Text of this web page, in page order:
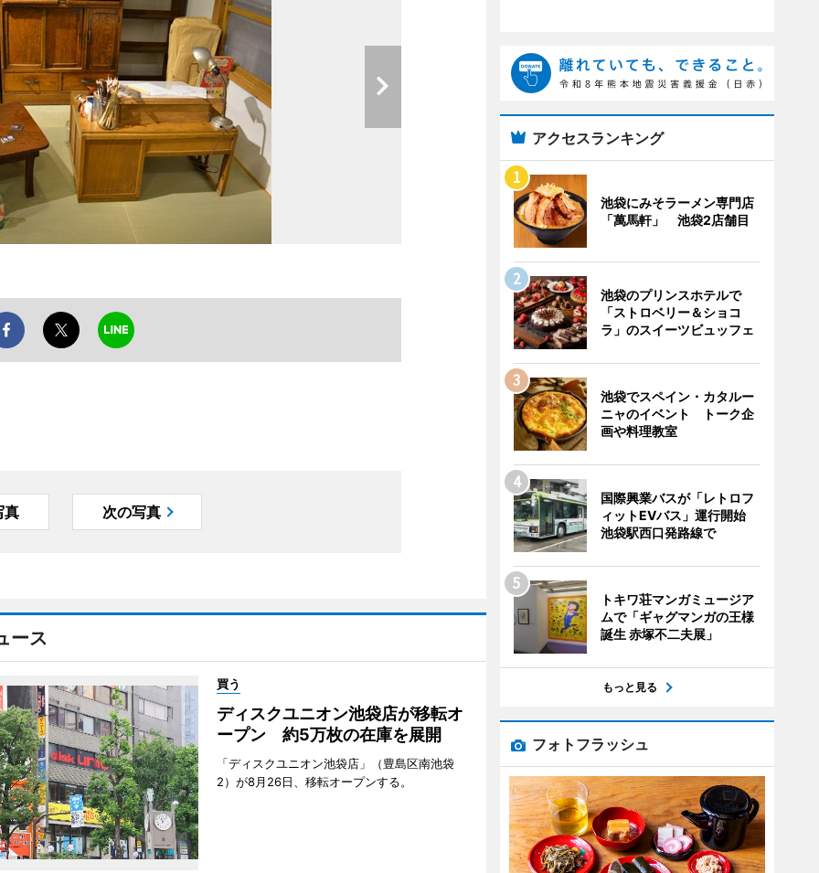
真 次の写真
ース
買う
ディスクユニオン池袋店が移転オ
ープン 約5万枚の在庫を展開
「ディスクユニオン池袋店」（豊島区南池袋
2）が8月26日、移転オープンする。
アクセスランキング
池袋にみそラーメン専門店
「萬馬軒」 池袋2店舗目
池袋のプリンスホテルで
「ストロベリー＆ショコ
ラ」のスイーツビュッフェ
池袋でスペイン・カタルー
ニャのイベント トーク企
画や料理教室
国際興業バスが「レトロフ
ィットEVバス」運行開始
池袋駅西口発路線で
トキワ荘マンガミュージア
ムで「ギャグマンガの王様
誕生 赤塚不二夫展」
もっと見る
フォトフラッシュ